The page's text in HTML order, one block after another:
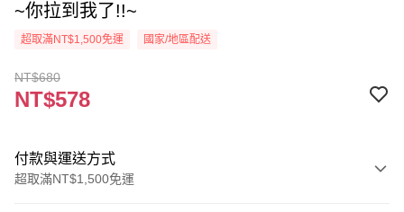
~你拉到我了!!~
超取滿NT$1,500免運 國家/地區配送
NT$680
NT$578
付款與運送方式
超取滿NT$1,500免運